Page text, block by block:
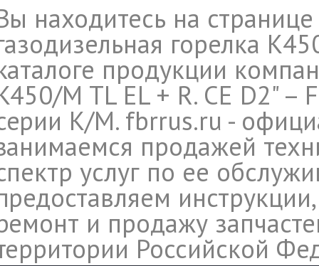
находитесь на
горелка
продукции
M TL EL + R. CE D2" –
K/M. fbrrus.ru -
продажей
услуг по ее
и продажу
Российской